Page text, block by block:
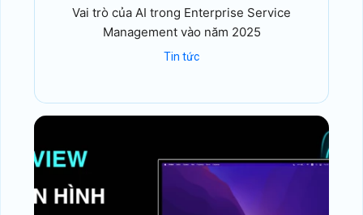
Vai trò của AI trong Enterprise Service
Management vào năm 2025
Tin tức